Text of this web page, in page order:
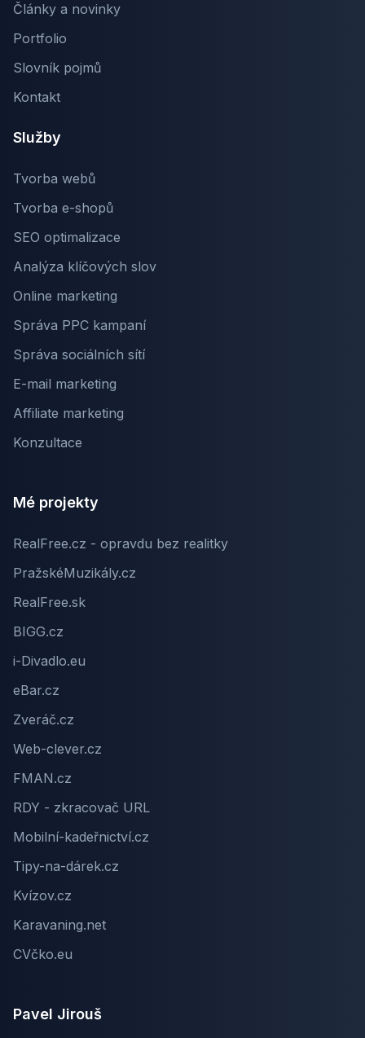
Články a novinky
Portfolio
Slovník pojmů
Kontakt
Služby
Tvorba webů
Tvorba e-shopů
SEO optimalizace
Analýza klíčových slov
Online marketing
Správa PPC kampaní
Správa sociálních sítí
E-mail marketing
Affiliate marketing
Konzultace
Mé projekty
RealFree.cz - opravdu bez realitky
PražskéMuzikály.cz
RealFree.sk
BIGG.cz
i-Divadlo.eu
eBar.cz
Zveráč.cz
Web-clever.cz
FMAN.cz
RDY - zkracovač URL
Mobilní-kadeřnictví.cz
Tipy-na-dárek.cz
Kvízov.cz
Karavaning.net
CVčko.eu
Pavel Jirouš